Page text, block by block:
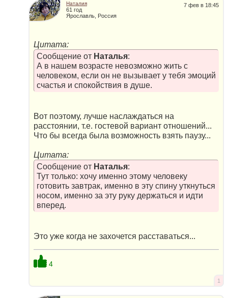
7 фев в 18:45
Наталия
61 год
Ярославль, Россия
Цитата:
Сообщение от Наталья:
А в нашем возрасте невозможно жить с
человеком, если он не вызывает у тебя эмоций
счастья и спокойствия в душе.
Вот поэтому, лучше наслаждаться на
расстоянии, т.е. гостевой вариант отношений...
Что бы всегда была возможность взять паузу...
Цитата:
Сообщение от Наталья:
Тут только: хочу именно этому человеку
готовить завтрак, именно в эту спину уткнуться
носом, именно за эту руку держаться и идти
вперед.
Это уже когда не захочется расставаться...
4
1